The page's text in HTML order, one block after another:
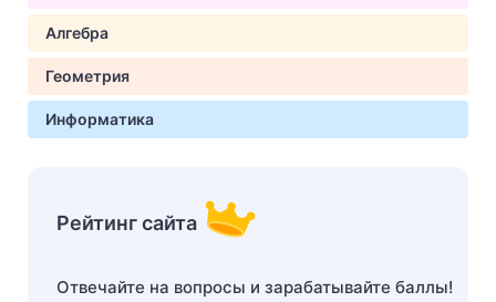
Алгебра
Геометрия
Информатика
Рейтинг сайта
Отвечайте на вопросы и зарабатывайте баллы!